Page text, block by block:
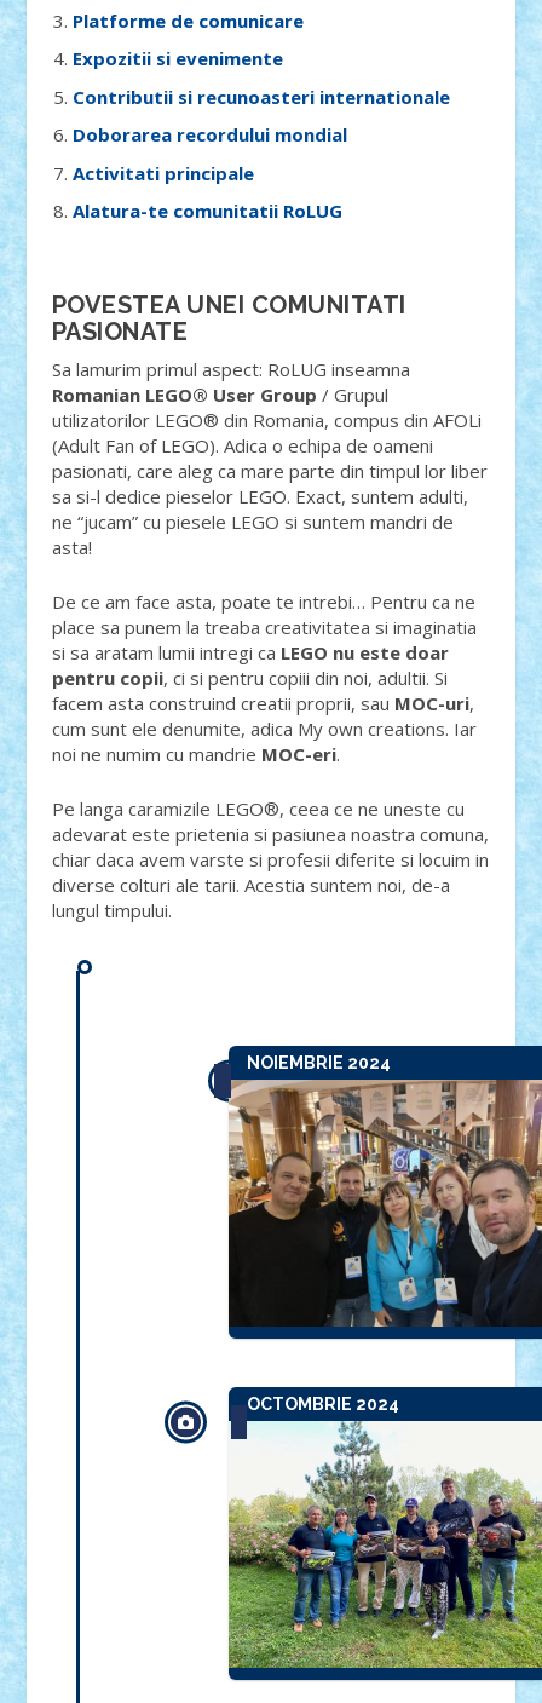
Platforme de comunicare
Expozitii si evenimente
Contributii si recunoasteri internationale
Doborarea recordului mondial
Activitati principale
Alatura-te comunitatii RoLUG
POVESTEA UNEI COMUNITATI
PASIONATE
Sa lamurim primul aspect: RoLUG inseamna
Romanian LEGO® User Group / Grupul
utilizatorilor LEGO® din Romania, compus din AFOLi
(Adult Fan of LEGO). Adica o echipa de oameni
pasionati, care aleg ca mare parte din timpul lor liber
sa si-l dedice pieselor LEGO. Exact, suntem adulti,
ne “jucam” cu piesele LEGO si suntem mandri de
asta!
De ce am face asta, poate te intrebi… Pentru ca ne
place sa punem la treaba creativitatea si imaginatia
si sa aratam lumii intregi ca LEGO nu este doar
pentru copii, ci si pentru copiii din noi, adultii. Si
facem asta construind creatii proprii, sau MOC-uri,
cum sunt ele denumite, adica My own creations. Iar
noi ne numim cu mandrie MOC-eri.
Pe langa caramizile LEGO®, ceea ce ne uneste cu
adevarat este prietenia si pasiunea noastra comuna,
chiar daca avem varste si profesii diferite si locuim in
diverse colturi ale tarii. Acestia suntem noi, de-a
lungul timpului.
NOIEMBRIE 2024
OCTOMBRIE 2024